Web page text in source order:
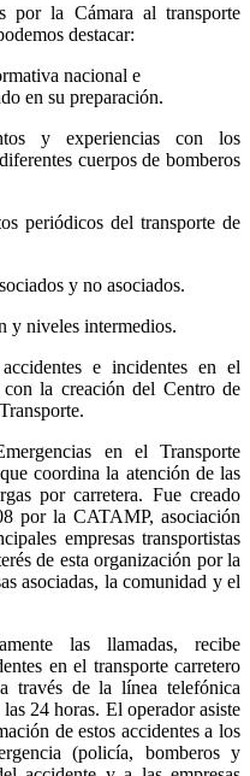
por la Cámara al transporte
destacar:
nacional e
en su preparación.
y experiencias con los
cuerpos de bomberos
periódicos del transporte de
y no asociados.
y niveles intermedios.
e incidentes en el
con la creación del Centro de
en el Transporte
coordina la atención de las
por carretera. Fue creado
por la CATAMP, asociación
empresas transportistas
de esta organización por la
asociadas, la comunidad y el
las llamadas, recibe
en el transporte carretero
través de la línea telefónica
24 horas. El operador asiste
de estos accidentes a los
(policía, bomberos y